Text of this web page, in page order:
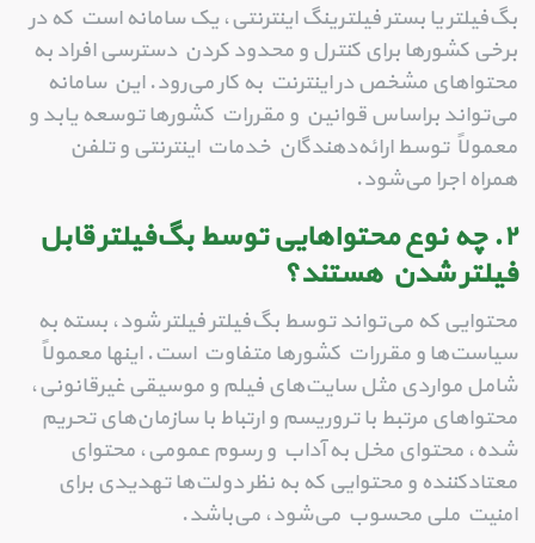
بگ‌فیلتر یا بستر فیلترینگ اینترنتی، یک سامانه است که در
برخی کشورها برای کنترل و محدود کردن دسترسی افراد به
محتواهای مشخص در اینترنت به کار می‌رود. این سامانه
می‌تواند براساس قوانین و مقررات کشورها توسعه یابد و
معمولاً توسط ارائه‌دهندگان خدمات اینترنتی و تلفن
همراه اجرا می‌شود.
۲. چه نوع محتواهایی توسط بگ‌فیلتر قابل
فیلتر شدن هستند؟
محتوایی که می‌تواند توسط بگ‌فیلتر فیلتر شود، بسته به
سیاست‌ها و مقررات کشورها متفاوت است. اینها معمولاً
شامل مواردی مثل سایت‌های فیلم و موسیقی غیرقانونی،
محتواهای مرتبط با تروریسم و ارتباط با سازمان‌های تحریم
شده، محتوای مخل به آداب و رسوم عمومی، محتوای
معتادکننده و محتوایی که به نظر دولت‌ها تهدیدی برای
امنیت ملی محسوب می‌شود، می‌باشد.